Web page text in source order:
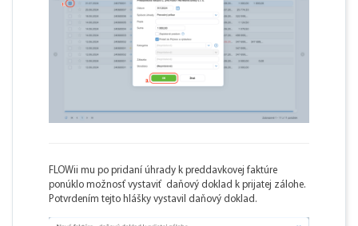
FLOWii mu po pridaní úhrady k preddavkovej faktúre
ponúklo možnosť vystaviť daňový doklad k prijatej zálohe.
Potvrdením tejto hlášky vystavil daňový doklad.